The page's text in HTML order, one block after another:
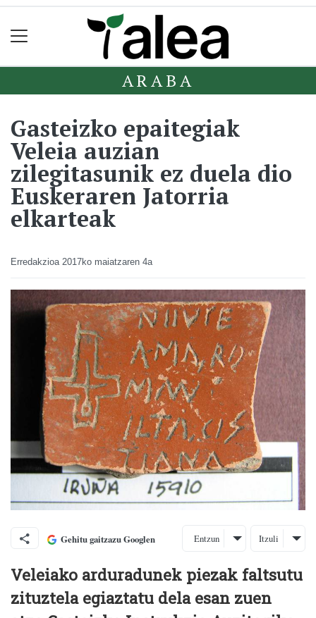
ARABA
Gasteizko epaitegiak
Veleia auzian
zilegitasunik ez duela dio
Euskeraren Jatorria
elkarteak
Erredakzioa 2017ko maiatzaren 4a
Gehitu gaitzazu Googlen Entzun Itzuli
Veleiako arduradunek piezak faltsutu
zituztela egiaztatu dela esan zuen